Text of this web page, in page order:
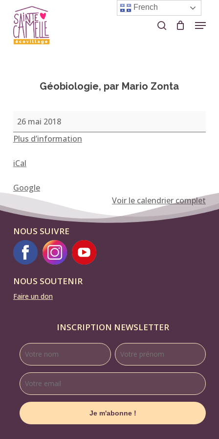
main
content
search Menu
Géobiologie, par Mario Zonta
Géobiologie,
par
Mario
26 mai 2018
Plus d’information
iCal
Google
Voir le calendrier complet
NOUS SUIVRE
NOUS SOUTENIR
Faire un don
INSCRIPTION NEWSLETTER
Close
French